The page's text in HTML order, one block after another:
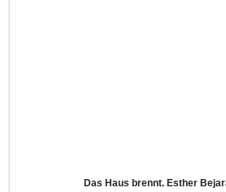
Das Haus brennt. Esther